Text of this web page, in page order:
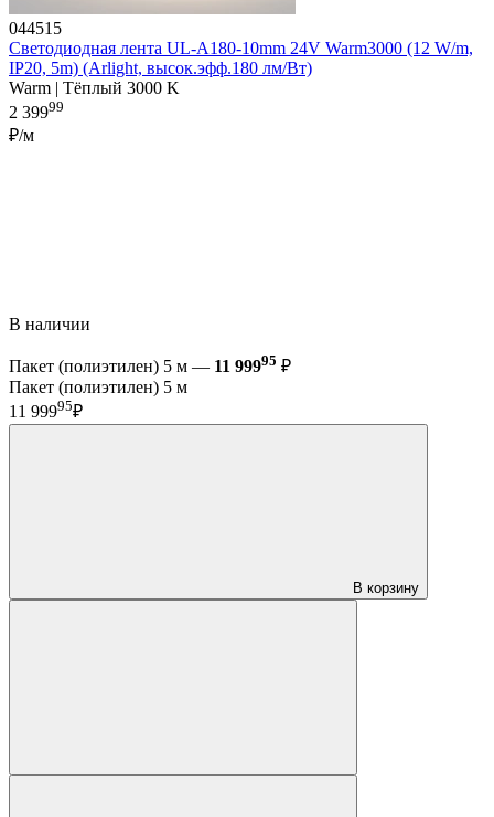
044515
Светодиодная лента UL-A180-10mm 24V Warm3000 (12 W/m,
IP20, 5m) (Arlight, высок.эфф.180 лм/Вт)
Warm | Тёплый 3000 K
2 39999
₽/м
В наличии
Пакет (полиэтилен) 5 м — 11 99995 ₽
Пакет (полиэтилен) 5 м
11 99995₽
В корзину